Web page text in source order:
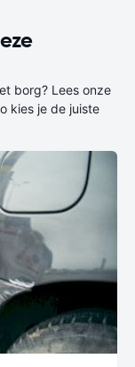
borg? Lees onze
kies je de juiste